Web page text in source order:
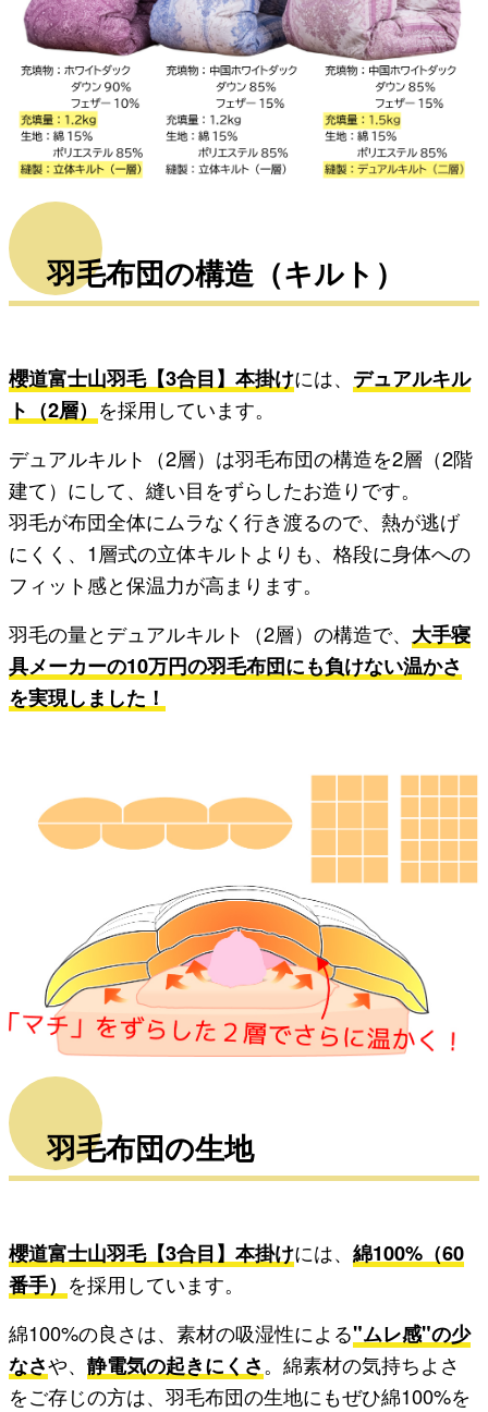
羽毛布団の構造（キルト）
櫻道富士山羽毛【3合目】本掛けには、 デュアルキル
ト（2層） を採用しています。
デュアルキルト（2層）は羽毛布団の構造を2層（2階
建て）にして、縫い目をずらしたお造りです。
羽毛が布団全体にムラなく行き渡るので、熱が逃げ
にくく、1層式の立体キルトよりも、格段に身体への
フィット感と保温力が高まります。
羽毛の量とデュアルキルト（2層）の構造で、 大手寝
具メーカーの10万円の羽毛布団にも負けない温かさ
を実現しました！
羽毛布団の生地
櫻道富士山羽毛【3合目】本掛けには、綿100%（60
番手） を採用しています。
綿100%の良さは、素材の吸湿性による"ムレ感"の少
なさや、静電気の起きにくさ。綿素材の気持ちよさ
をご存じの方は、羽毛布団の生地にもぜひ綿100%を